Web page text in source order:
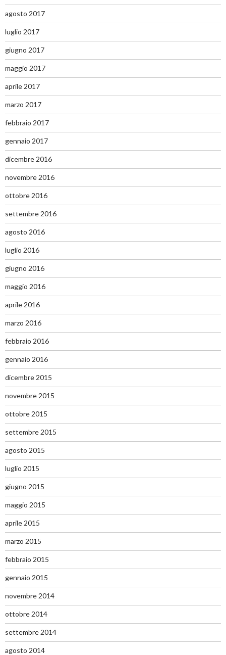
agosto 2017
luglio 2017
giugno 2017
maggio 2017
aprile 2017
marzo 2017
febbraio 2017
gennaio 2017
dicembre 2016
novembre 2016
ottobre 2016
settembre 2016
agosto 2016
luglio 2016
giugno 2016
maggio 2016
aprile 2016
marzo 2016
febbraio 2016
gennaio 2016
dicembre 2015
novembre 2015
ottobre 2015
settembre 2015
agosto 2015
luglio 2015
giugno 2015
maggio 2015
aprile 2015
marzo 2015
febbraio 2015
gennaio 2015
novembre 2014
ottobre 2014
settembre 2014
agosto 2014